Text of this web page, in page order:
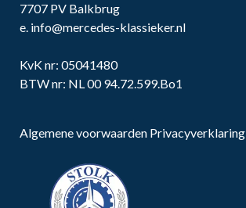
7707 PV Balkbrug
e. info@mercedes-klassieker.nl
KvK nr: 05041480
BTW nr: NL 00 94.72.599.Bo1
Algemene voorwaarden Privacyverklaring